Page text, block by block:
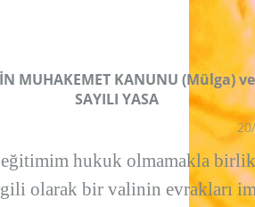
MUHAKEMET KANUNU (Mülga)
SAYILI YASA
hukuk olmamakla
olarak bir valinin evrakları